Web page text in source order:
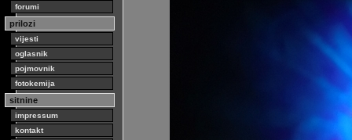
forumi
prilozi
vijesti
oglasnik
pojmovnik
fotokemija
sitnine
impressum
kontakt